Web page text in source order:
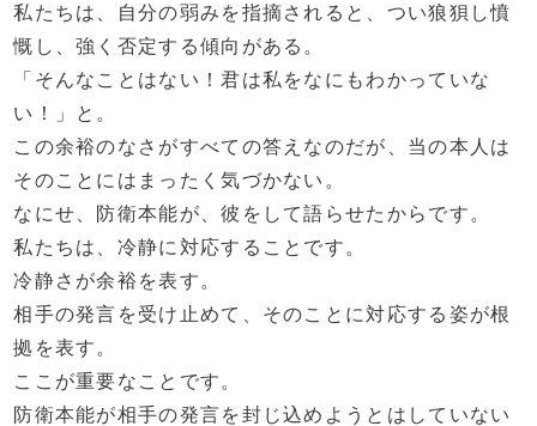
私たちは、自分の弱みを指摘されると、つい狼狽し憤
慨し、強く否定する傾向がある。
「そんなことはない！君は私をなにもわかっていな
い！」と。
この余裕のなさがすべての答えなのだが、当の本人は
そのことにはまったく気づかない。
なにせ、防衛本能が、彼をして語らせたからです。
私たちは、冷静に対応することです。
冷静さが余裕を表す。
相手の発言を受け止めて、そのことに対応する姿が根
拠を表す。
ここが重要なことです。
防衛本能が相手の発言を封じ込めようとはしていない